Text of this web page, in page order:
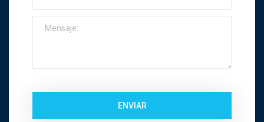
ENVIAR